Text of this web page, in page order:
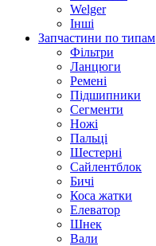
Welger
Інші
Запчастини по типам
Фільтри
Ланцюги
Ремені
Підшипники
Сегменти
Ножі
Пальці
Шестерні
Сайлентблок
Бичі
Коса жатки
Елеватор
Шнек
Вали